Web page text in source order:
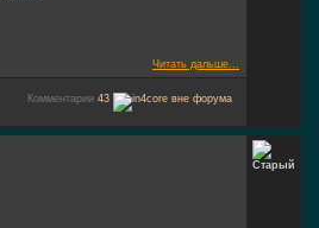
Читать дальше...
Комментарии 43